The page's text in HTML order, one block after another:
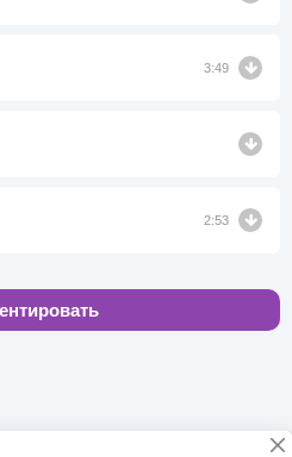
3:49
2:53